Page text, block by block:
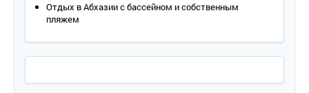
Отдых в Абхазии с бассейном и собственным
пляжем